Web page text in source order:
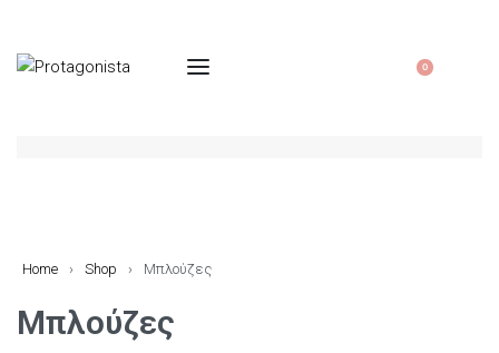
0
Home › Shop › Μπλούζες
Μπλούζες